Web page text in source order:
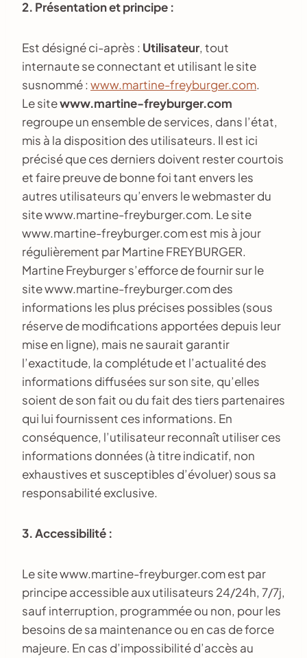
2. Présentation et principe :
Est désigné ci-après : Utilisateur, tout
internaute se connectant et utilisant le site
susnommé : www.martine-freyburger.com.
Le sitewww.martine-freyburger.com
regroupe un ensemble de services, dans l’état,
mis à la disposition des utilisateurs. Il est ici
précisé que ces derniers doivent rester courtois
et faire preuve de bonne foi tant envers les
autres utilisateurs qu’envers le webmaster du
site www.martine-freyburger.com. Le site
www.martine-freyburger.com est mis à jour
régulièrement par Martine FREYBURGER.
Martine Freyburger s’efforce de fournir sur le
site www.martine-freyburger.com des
informations les plus précises possibles (sous
réserve de modifications apportées depuis leur
mise en ligne), mais ne saurait garantir
l’exactitude, la complétude et l’actualité des
informations diffusées sur son site, qu’elles
soient de son fait ou du fait des tiers partenaires
qui lui fournissent ces informations. En
conséquence, l’utilisateur reconnaît utiliser ces
informations données (à titre indicatif, non
exhaustives et susceptibles d’évoluer) sous sa
responsabilité exclusive.
3. Accessibilité :
Le site www.martine-freyburger.com est par
principe accessible aux utilisateurs 24/24h, 7/7j,
sauf interruption, programmée ou non, pour les
besoins de sa maintenance ou en cas de force
majeure. En cas d’impossibilité d’accès au